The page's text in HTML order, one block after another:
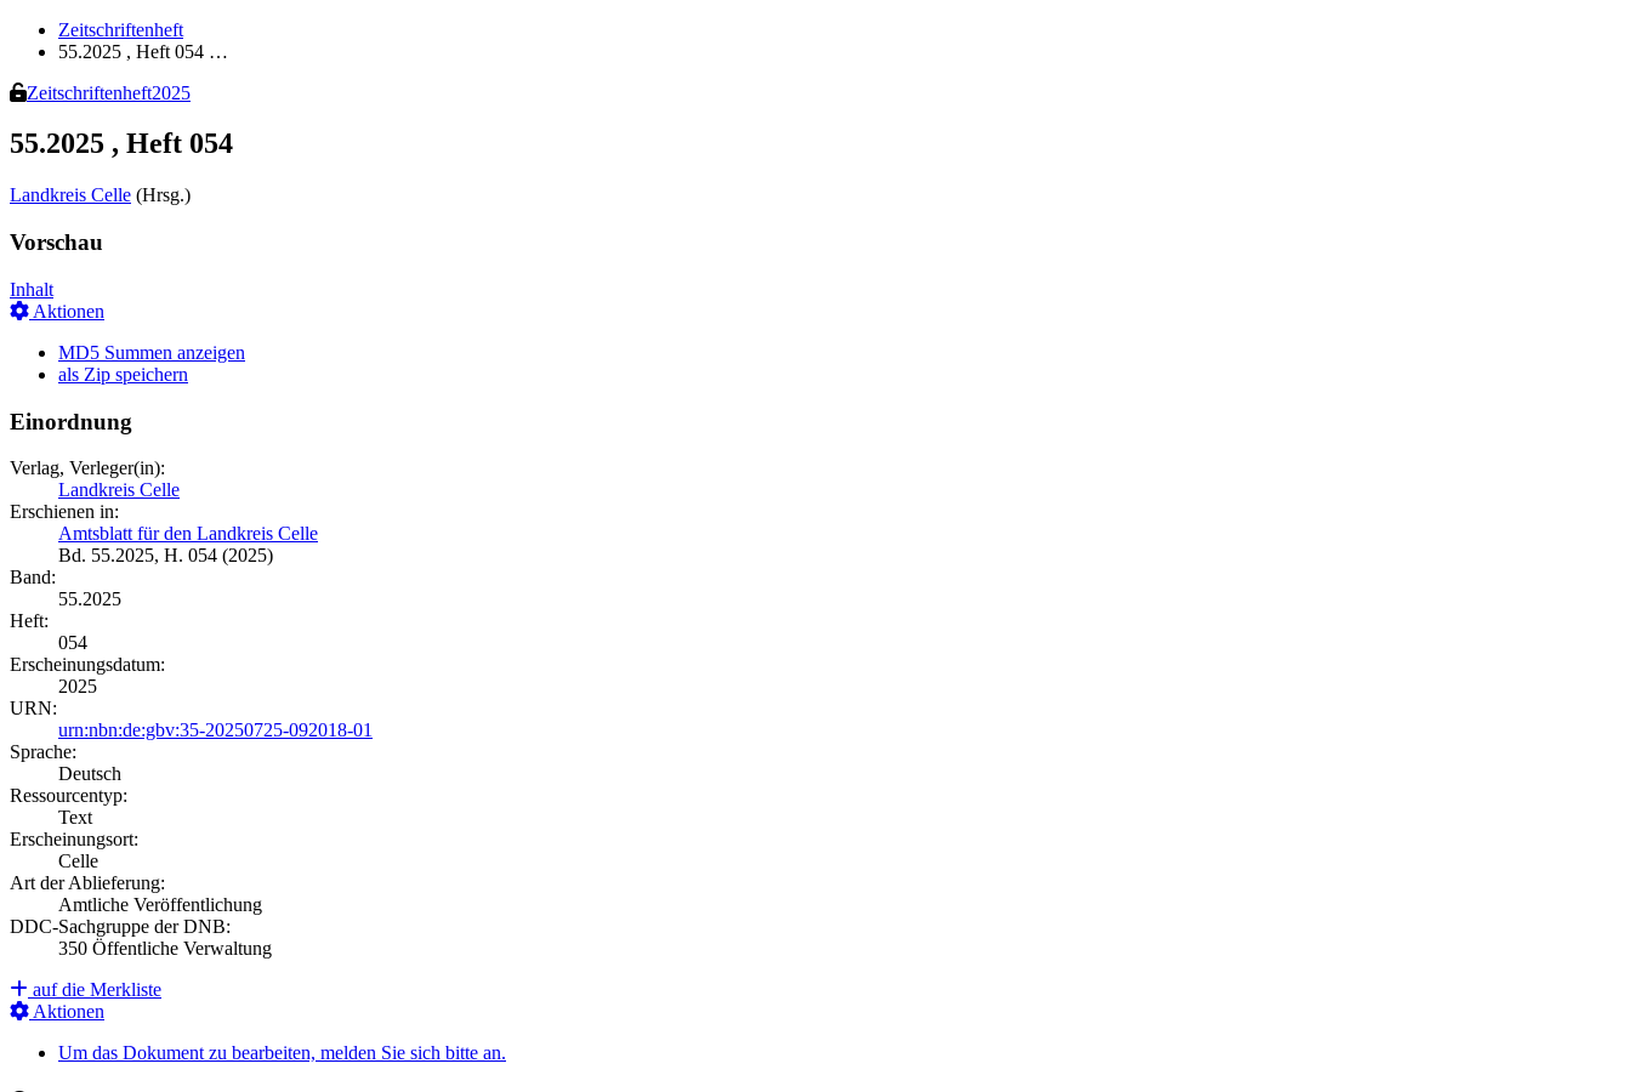
Zeitschriftenheft
55.2025 , Heft 054 …
Zeitschriftenheft2025
55.2025 , Heft 054
Landkreis Celle (Hrsg.)
Vorschau
Inhalt
Aktionen
MD5 Summen anzeigen
als Zip speichern
Einordnung
Verlag, Verleger(in):
Landkreis Celle
Erschienen in:
Amtsblatt für den Landkreis Celle
Bd. 55.2025, H. 054 (2025)
Band:
55.2025
Heft:
054
Erscheinungsdatum:
2025
URN:
urn:nbn:de:gbv:35-20250725-092018-01
Sprache:
Deutsch
Ressourcentyp:
Text
Erscheinungsort:
Celle
Art der Ablieferung:
Amtliche Veröffentlichung
DDC-Sachgruppe der DNB:
350 Öffentliche Verwaltung
auf die Merkliste
Aktionen
Um das Dokument zu bearbeiten, melden Sie sich bitte an.